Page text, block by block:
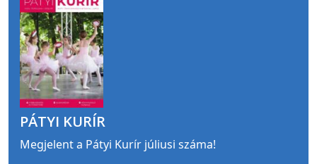
PÁTYI KURÍR
Megjelent a Pátyi Kurír júliusi száma!